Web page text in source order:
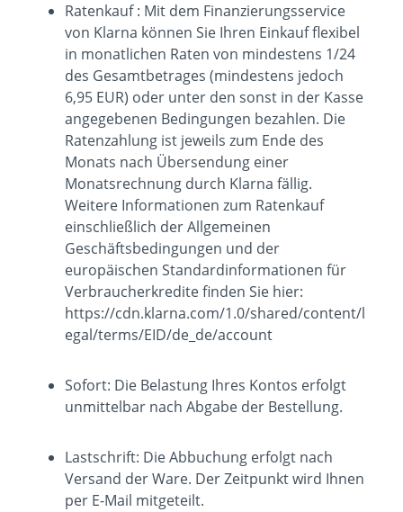
Ratenkauf : Mit dem Finanzierungsservice
von Klarna können Sie Ihren Einkauf flexibel
in monatlichen Raten von mindestens 1/24
des Gesamtbetrages (mindestens jedoch
6,95 EUR) oder unter den sonst in der Kasse
angegebenen Bedingungen bezahlen. Die
Ratenzahlung ist jeweils zum Ende des
Monats nach Übersendung einer
Monatsrechnung durch Klarna fällig.
Weitere Informationen zum Ratenkauf
einschließlich der Allgemeinen
Geschäftsbedingungen und der
europäischen Standardinformationen für
Verbraucherkredite finden Sie hier:
https://cdn.klarna.com/1.0/shared/content/l
egal/terms/EID/de_de/account
Sofort: Die Belastung Ihres Kontos erfolgt
unmittelbar nach Abgabe der Bestellung.
Lastschrift: Die Abbuchung erfolgt nach
Versand der Ware. Der Zeitpunkt wird Ihnen
per E-Mail mitgeteilt.